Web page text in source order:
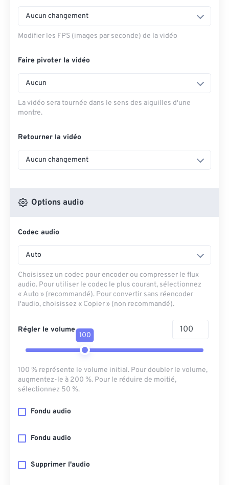
Aucun changement
Modifier les FPS (images par seconde) de la vidéo
Faire pivoter la vidéo
Aucun
La vidéo sera tournée dans le sens des aiguilles d'une
montre.
Retourner la vidéo
Aucun changement
Options audio
Codec audio
Auto
Choisissez un codec pour encoder ou compresser le flux
audio. Pour utiliser le codec le plus courant, sélectionnez
« Auto » (recommandé). Pour convertir sans réencoder
l'audio, choisissez « Copier » (non recommandé).
Régler le volume
100
100 % représente le volume initial. Pour doubler le volume,
augmentez-le à 200 %. Pour le réduire de moitié,
sélectionnez 50 %.
Fondu audio
Fondu audio
Supprimer l'audio